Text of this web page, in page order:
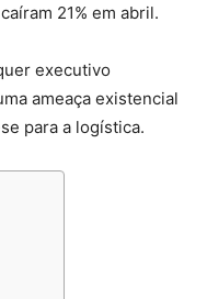
21% em abril.
executivo
ameaça existencial
para a logística.